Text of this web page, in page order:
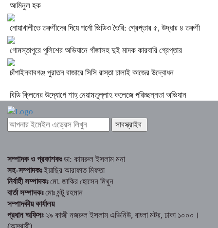
আমিনুল হক
নোয়াখালীতে তরুণীদের দিয়ে পর্নো ভিডিও তৈরি: গ্রেপ্তার ৫, উদ্ধার ৪ তরুণী
গোমস্তাপুরে পুলিশের অভিযানে গাঁজাসহ দুই মাদক কারবারি গ্রেপ্তার
চাঁপাইনবাবগঞ্জ পুরাতন বাজারে সিসি রাস্তা ঢালাই কাজের উদ্বোধন
বিডি ক্লিনের উদ্যোগে শাহ্ নেয়ামতুল্লাহ কলেজে পরিচ্ছন্নতা অভিযান
সম্পাদক ও প্রকাশকঃডা: কামরুল ইসলাম মনা
সহ-সম্পাদকঃইয়াছির আরাফাত মিফতা
নির্বাহী সম্পাদকঃমো. জাকির হোসেন মিথুন
বার্তা সম্পাদকঃমোঃ মন্টু রহমান
সম্পাদকীয় কার্যালয়
প্রধান অফিসঃ২৯ কাজী নজরুল ইসলাম এভিনিউ, বাংলা মটর, ঢাকা ১০০০।